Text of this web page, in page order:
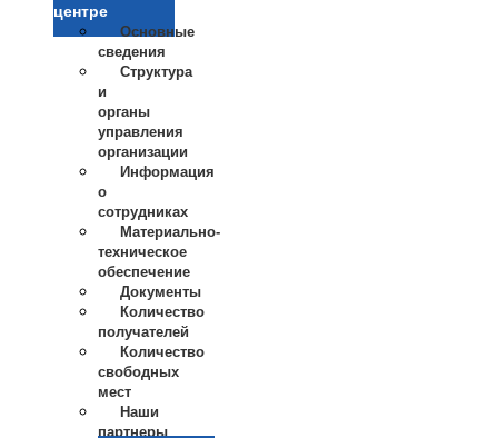
центре
Основные
сведения
Структура
и
органы
управления
организации
Информация
о
сотрудниках
Материально-
техническое
обеспечение
Документы
Количество
получателей
Количество
свободных
мест
Наши
партнеры